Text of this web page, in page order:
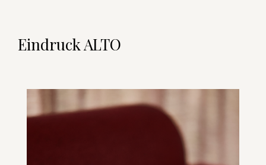
Eindruck ALTO